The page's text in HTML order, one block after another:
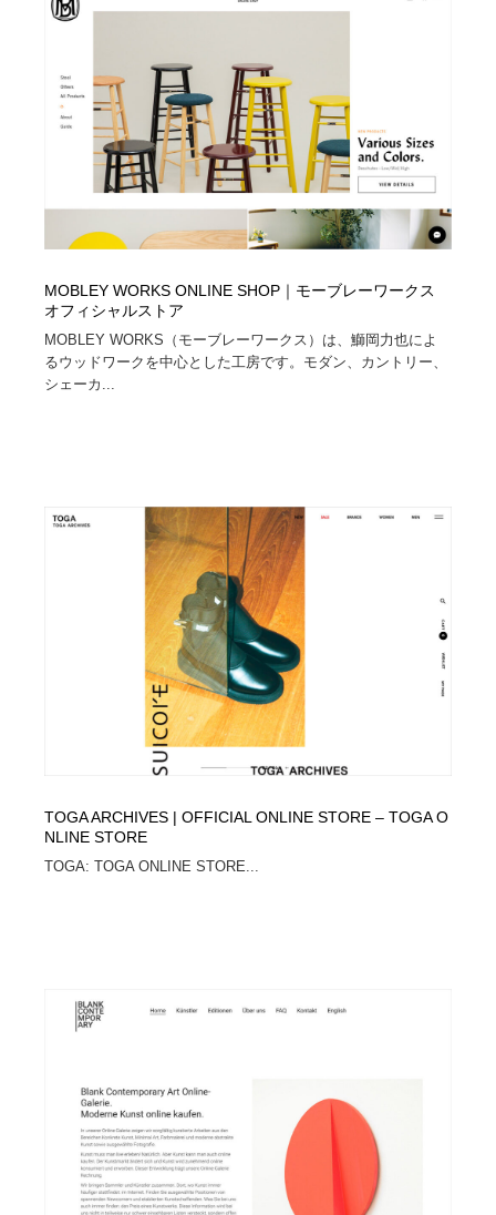
求人・採用・転職・就職・人材紹介
健康・医療・福祉・病院・歯医者・製薬・薬品
健康・医療・福祉・病院・歯医者・製薬・薬品
金融・銀行・投資・保険・M&A・商社
金融・銀行・投資・保険・M&A・商社
起業・事業支援・ボランティア・NPO
起業・事業支援・ボランティア・NPO
教育・スクール・保育・幼稚園・小中高・大学・専門学
教育・スクール・保育・幼稚園・小中高・大学・専門学
システム開発・IT・決済・アプリ・ソフトウェア
システム開発・IT・決済・アプリ・ソフトウェア
99
テクノロジー・AI・人工知能・スマートホーム・オンラ
イン
テクノロジー・AI・人工知能・スマートホーム・オンラ
イン
日本伝統：着物・織物・舞踊・歌舞伎・茶道・華道・書
道
映画・アニメ・DVD・動画配信・放送・TV・ラジオ
音楽・アーティスト・楽器・舞台・演劇・ミュージカ
ル・ダンス
音楽・アーティスト・楽器・舞台・演劇・ミュージカ
152
芸能人・俳優・女優・タレント・モデル・芸能事務所
芸能人・俳優・女優・タレント・モデル・芸能事務所
キャンペーン・イベント・ワークショップ・コンペティ
キャンペーン・イベント・ワークショップ・コンペティ
77
マッチングサービス
マッチングサービス
アート・芸術・美術館・美術展・博物館・ギャラリー
アート・芸術・美術館・美術展・博物館・ギャラリー
鉛筆画・木炭画・デッサン・クロッキー
鉛筆画・木炭画・デッサン・クロッキー
15
グラフィティ・Graffiti・ストリートアート
Drawing Software / お絵かきソフト・アプリ・ブラシ
ニュース・マガジン・メディア・SNS・YouTube
ニュース・マガジン・メディア・SNS・YouTube
MOBLEY WORKS ONLINE SHOP｜モーブレーワークス
オフィシャルストア
MOBLEY WORKS（モーブレーワークス）は、鰤岡力也によ
るウッドワークを中心とした工房です。モダン、カントリー、
シェーカ...
TOGA ARCHIVES | OFFICIAL ONLINE STORE – TOGA O
NLINE STORE
TOGA: TOGA ONLINE STORE...